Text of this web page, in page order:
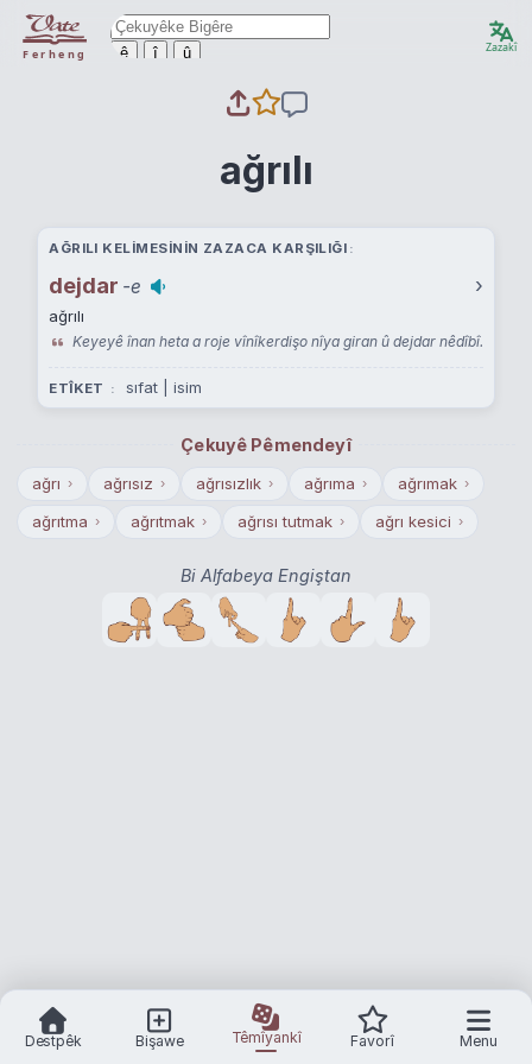
Ferheng ê î û Zazakî
ağrılı
AĞRILI KELIMESININ ZAZACA KARŞILIĞI
dejdar -e ›
ağrılı
Keyeyê înan heta a roje vînîkerdişo nîya giran û dejdar nêdîbî.
ETÎKET sıfat | isim
Çekuyê Pêmendeyî
ağrı › ağrısız › ağrısızlık › ağrıma › ağrımak ›
ağrıtma › ağrıtmak › ağrısı tutmak › ağrı kesici ›
Bi Alfabeya Engiştan
Destpêk Bişawe Têmîyankî Favorî Menu